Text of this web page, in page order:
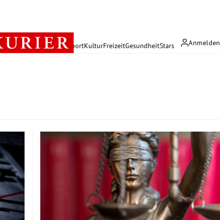
Anmelden
PolitikWirtschaft SportKulturFreizeitGesundheitStars